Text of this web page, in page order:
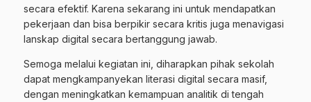
secara efektif. Karena sekarang ini untuk mendapatkan
pekerjaan dan bisa berpikir secara kritis juga menavigasi
lanskap digital secara bertanggung jawab.
Semoga melalui kegiatan ini, diharapkan pihak sekolah
dapat mengkampanyekan literasi digital secara masif,
dengan meningkatkan kemampuan analitik di tengah